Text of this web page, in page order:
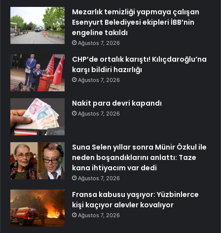
Mezarlık temizliği yapmaya çalışan
Esenyurt Belediyesi ekipleri İBB’nin
engeline takıldı
Ağustos 7, 2026
CHP’de ortalık karıştı! Kılıçdaroğlu’na
karşı bildiri hazırlığı
Ağustos 7, 2026
Nakit para devri kapandı
Ağustos 7, 2026
Suna Selen yıllar sonra Münir Özkul ile
neden boşandıklarını anlattı: Taze
kana ihtiyacım var dedi
Ağustos 7, 2026
Fransa kabusu yaşıyor: Yüzbinlerce
kişi kaçıyor alevler kovalıyor
Ağustos 7, 2026